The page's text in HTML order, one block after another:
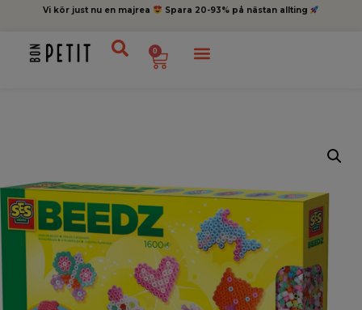
Vi kör just nu en majrea Spara 20-93% på nästan allting
0